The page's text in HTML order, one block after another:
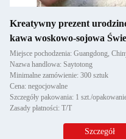
Kreatywny prezent
kawa woskowo-sojowa
Miejsce pochodzenia: Guangdong,
Nazwa handlowa: Saytotong
Minimalne zamówienie: 300 sztuk
Cena: negocjowalne
Szczegóły pakowania: 1 szt./
Zasady płatności: T/T
Szczegół